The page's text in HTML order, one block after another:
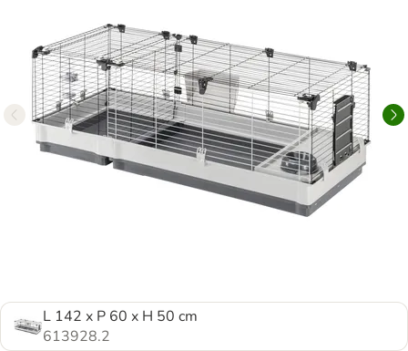
L 142 x P 60 x H 50 cm
613928.2